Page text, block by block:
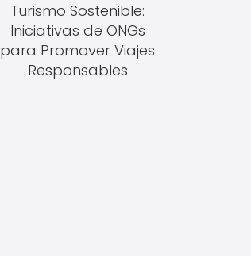
Turismo Sostenible:
Iniciativas de ONGs
para Promover Viajes
Responsables